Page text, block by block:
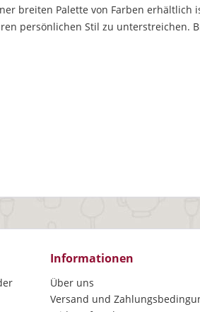
breiten Palette von Farben
persönlichen Stil zu unterstreichen.
Informationen
Über uns
Versand und